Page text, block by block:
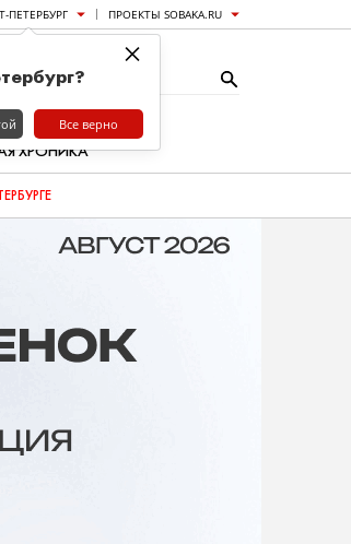
ПЕТЕРБУРГ ПРОЕКТЫ SOBAKA.RU
ХРОНИКА
×
Все верно